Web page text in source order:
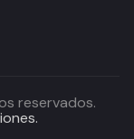
reservados.